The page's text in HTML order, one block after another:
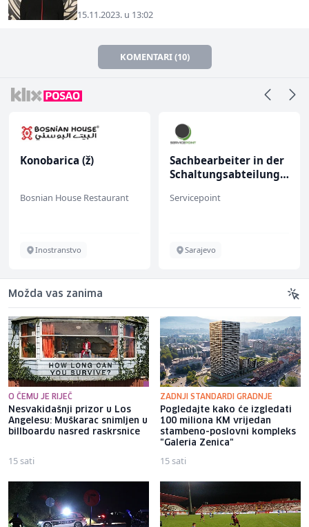
15.11.2023. u 13:02
KOMENTARI (10)
Konobarica (ž)
Bosnian House Restaurant
Inostranstvo
Sachbearbeiter in der
Schaltungsabteilung
Servicepoint
Sarajevo
Možda vas zanima
O ČEMU JE RIJEČ
Nesvakidašnji prizor u Los
Angelesu: Muškarac snimljen u
billboardu nasred raskrsnice
15 sati
ZADNJI STANDARDI GRADNJE
Pogledajte kako će izgledati
100 miliona KM vrijedan
stambeno-poslovni kompleks
"Galeria Zenica"
15 sati